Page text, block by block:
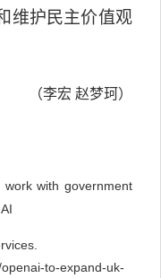
维护民主价值观
（李宏 赵梦珂）
with government
to-expand-uk-